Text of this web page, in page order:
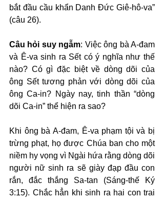
bắt đầu cầu khẩn Danh Đức Giê-hô-va”
(câu 26).
Câu hỏi suy ngẫm: Việc ông bà A-đam
và Ê-va sinh ra Sết có ý nghĩa như thế
nào? Có gì đặc biệt về dòng dõi của
ông Sết tương phản với dòng dõi của
ông Ca-in? Ngày nay, tinh thần “dòng
dõi Ca-in” thể hiện ra sao?
Khi ông bà A-đam, Ê-va phạm tội và bị
trừng phạt, họ được Chúa ban cho một
niềm hy vọng vì Ngài hứa rằng dòng dõi
người nữ sinh ra sẽ giày đạp đầu con
rắn, đắc thắng Sa-tan (Sáng-thế Ký
3:15). Chắc hẳn khi sinh ra hai con trai